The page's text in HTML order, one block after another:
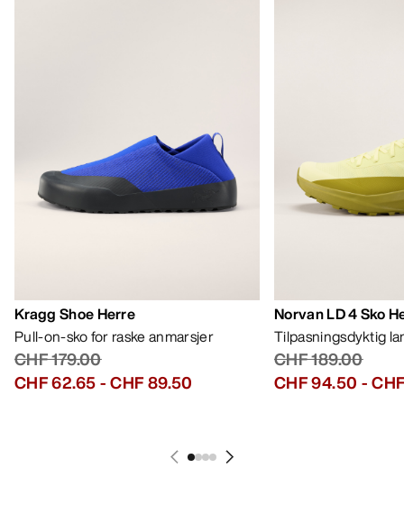
Kragg Shoe Herre
Pull-on-sko for raske anmarsjer
CHF 179.00
CHF 62.65-CHF 89.50
Norvan LD 4 Sko
Tilpasningsdyktig
CHF 189.00
CHF 94.50 -